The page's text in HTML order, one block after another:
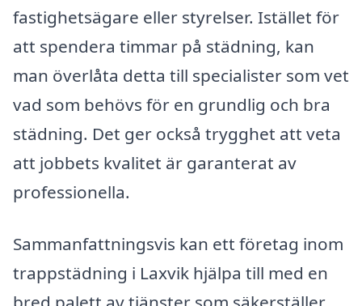
fastighetsägare eller styrelser. Istället för
att spendera timmar på städning, kan
man överlåta detta till specialister som vet
vad som behövs för en grundlig och bra
städning. Det ger också trygghet att veta
att jobbets kvalitet är garanterat av
professionella.
Sammanfattningsvis kan ett företag inom
trappstädning i Laxvik hjälpa till med en